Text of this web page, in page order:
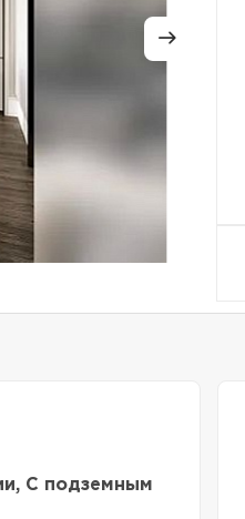
С подземным